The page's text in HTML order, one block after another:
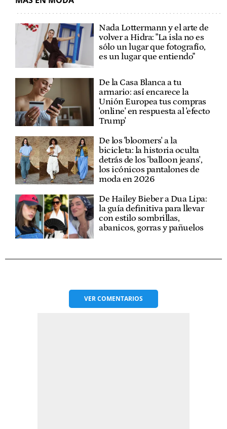
Nada Lottermann y el arte de
volver a Hidra: "La isla no es
sólo un lugar que fotografío,
es un lugar que entiendo"
De la Casa Blanca a tu
armario: así encarece la
Unión Europea tus compras
'online' en respuesta al 'efecto
Trump'
De los 'bloomers' a la
bicicleta: la historia oculta
detrás de los 'balloon jeans',
los icónicos pantalones de
moda en 2026
De Hailey Bieber a Dua Lipa:
la guía definitiva para llevar
con estilo sombrillas,
abanicos, gorras y pañuelos
VERCOMENTARIOS